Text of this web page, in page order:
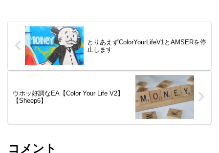
とりあえずColorYourLifeV1とAMSERを停
止します
ウホッ好調なEA【Color Your Life V2】
【Sheep6】
コメント